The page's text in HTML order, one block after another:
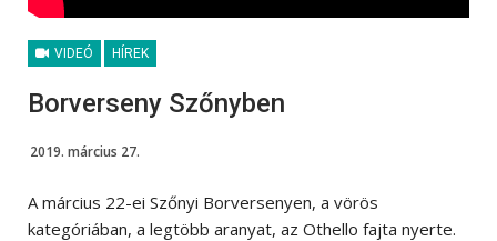
VIDEÓ HÍREK
Borverseny Szőnyben
2019. március 27.
A március 22-ei Szőnyi Borversenyen, a vörös
kategóriában, a legtöbb aranyat, az Othello fajta nyerte.